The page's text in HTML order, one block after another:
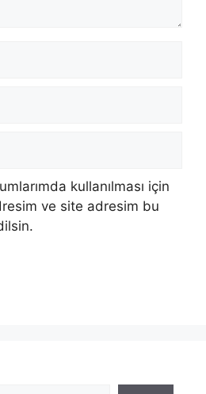
kullanılması için
ve site adresim bu